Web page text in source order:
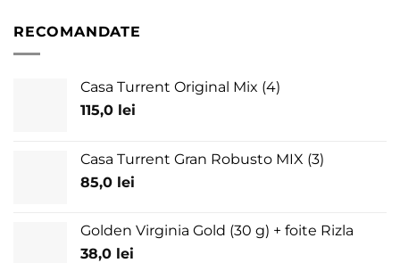
RECOMANDATE
Casa Turrent Original Mix (4)
115,0 lei
Casa Turrent Gran Robusto MIX (3)
85,0 lei
Golden Virginia Gold (30 g) + foite Rizla
38,0 lei